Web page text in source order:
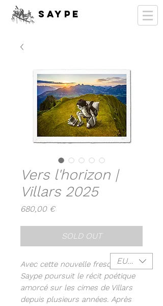
SAYPE
Vers l'horizon |
Villars 2025
680,00 €Prix
SOLD OUT
Avec cette nouvelle fresque,
Saype poursuit le récit poétique
amorcé sur les cimes de Villars
depuis plusieurs années. Après
EUR (€)